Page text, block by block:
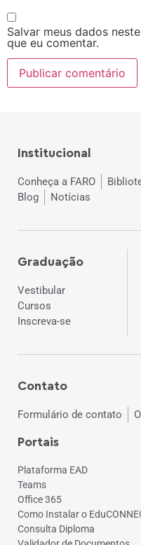
Salvar meus dados
que eu comentar.
Institucional
Conheça a FARO
Blog
Notícias
Graduação
Vestibular
Cursos
Inscreva-se
Contato
Formulário de contato
Portais
Plataforma EAD
Teams
Office 365
Como Instalar o
Consulta Diploma